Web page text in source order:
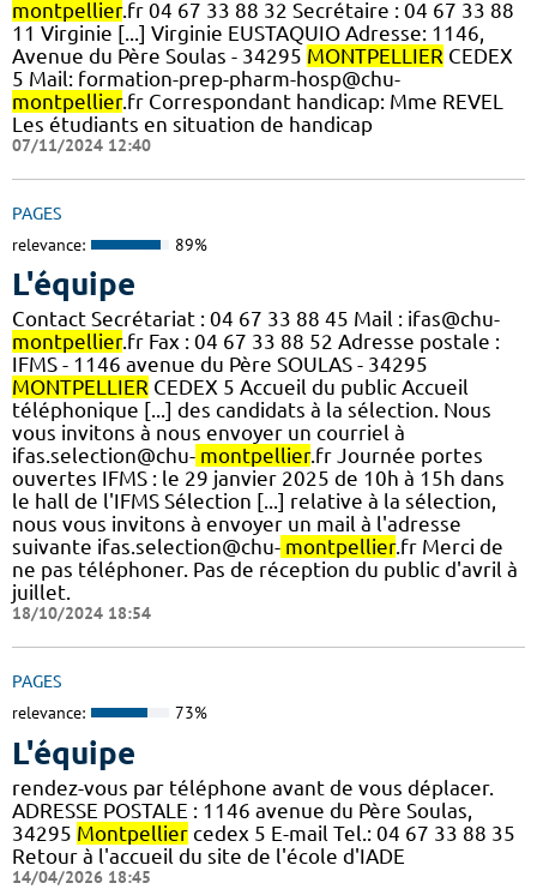
montpellier.fr 04 67 33 88 32 Secrétaire : 04 67 33 88
11 Virginie [...] Virginie EUSTAQUIO Adresse: 1146,
Avenue du Père Soulas - 34295 MONTPELLIER CEDEX
5 Mail: formation-prep-pharm-hosp@chu-
montpellier.fr Correspondant handicap: Mme REVEL
Les étudiants en situation de handicap
07/11/2024 12:40
PAGES
relevance: 89%
L'équipe
Contact Secrétariat : 04 67 33 88 45 Mail : ifas@chu-
montpellier.fr Fax : 04 67 33 88 52 Adresse postale :
IFMS - 1146 avenue du Père SOULAS - 34295
MONTPELLIER CEDEX 5 Accueil du public Accueil
téléphonique [...] des candidats à la sélection. Nous
vous invitons à nous envoyer un courriel à
ifas.selection@chu- montpellier.fr Journée portes
ouvertes IFMS : le 29 janvier 2025 de 10h à 15h dans
le hall de l'IFMS Sélection [...] relative à la sélection,
nous vous invitons à envoyer un mail à l'adresse
suivante ifas.selection@chu- montpellier.fr Merci de
ne pas téléphoner. Pas de réception du public d'avril à
juillet.
18/10/2024 18:54
PAGES
relevance: 73%
L'équipe
rendez-vous par téléphone avant de vous déplacer.
ADRESSE POSTALE : 1146 avenue du Père Soulas,
34295 Montpellier cedex 5 E-mail Tel.: 04 67 33 88 35
Retour à l'accueil du site de l'école d'IADE
14/04/2026 18:45